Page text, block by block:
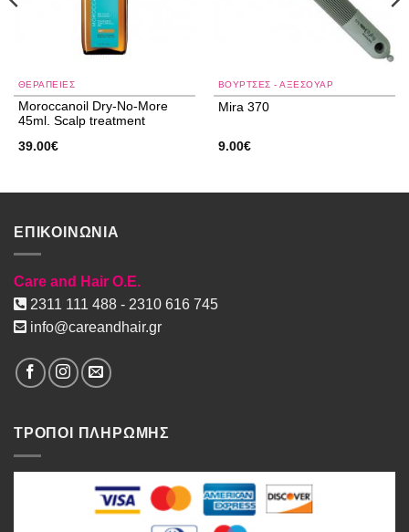
ΘΕΡΑΠΕΙΕΣ
Moroccanoil Dry-No-More
45ml. Scalp treatment
39.00€
ΒΟΥΡΤΣΕΣ - ΑΞΕΣΟΥΑΡ
Mira 370
9.00€
ΕΠΙΚΟΙΝΩΝΙΑ
Care and Hair O.E.
2311 111 488 - 2310 616 745
info@careandhair.gr
ΤΡΟΠΟΙ ΠΛΗΡΩΜΗΣ